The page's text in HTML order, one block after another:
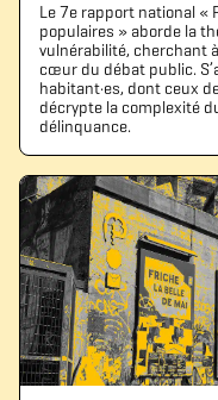
Le 7e rapport national «
populaires » aborde la
vulnérabilité, cherchant
cœur du débat public.
habitant·es, dont ceux
décrypte la complexité
délinquance.